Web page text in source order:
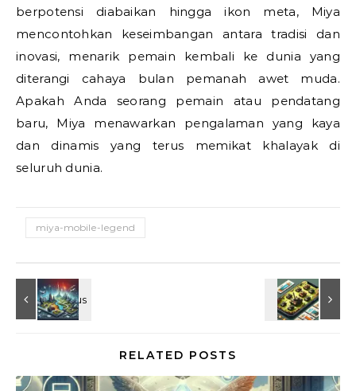
berpotensi diabaikan hingga ikon meta, Miya
mencontohkan keseimbangan antara tradisi dan
inovasi, menarik pemain kembali ke dunia yang
diterangi cahaya bulan pemanah awet muda.
Apakah Anda seorang pemain atau pendatang
baru, Miya menawarkan pengalaman yang kaya
dan dinamis yang terus memikat khalayak di
seluruh dunia.
miya-mobile-legend
RELATED POSTS